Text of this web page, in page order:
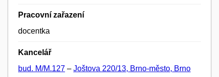
Pracovní zařazení
docentka
Kancelář
bud. M/M.127 – Joštova 220/13, Brno-město, Brno